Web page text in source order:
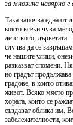
за мнозина навярно е
Така започва една от
която всеки чува
детството,
случва да се
че нашите улици,
разказват спомени.
но градът
градове, в които
живот. Всяко място
хората, които се
създават облика им.
забележителности,